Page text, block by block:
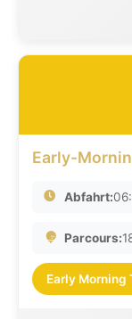
Early-
Abfahrt:
Parcours:
Early Morning